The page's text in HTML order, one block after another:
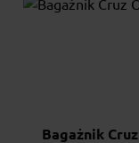
Bagażnik